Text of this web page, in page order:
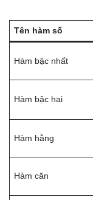
Tên hàm số
Hàm bậc nhất
Hàm bậc hai
Hàm hằng
Hàm căn